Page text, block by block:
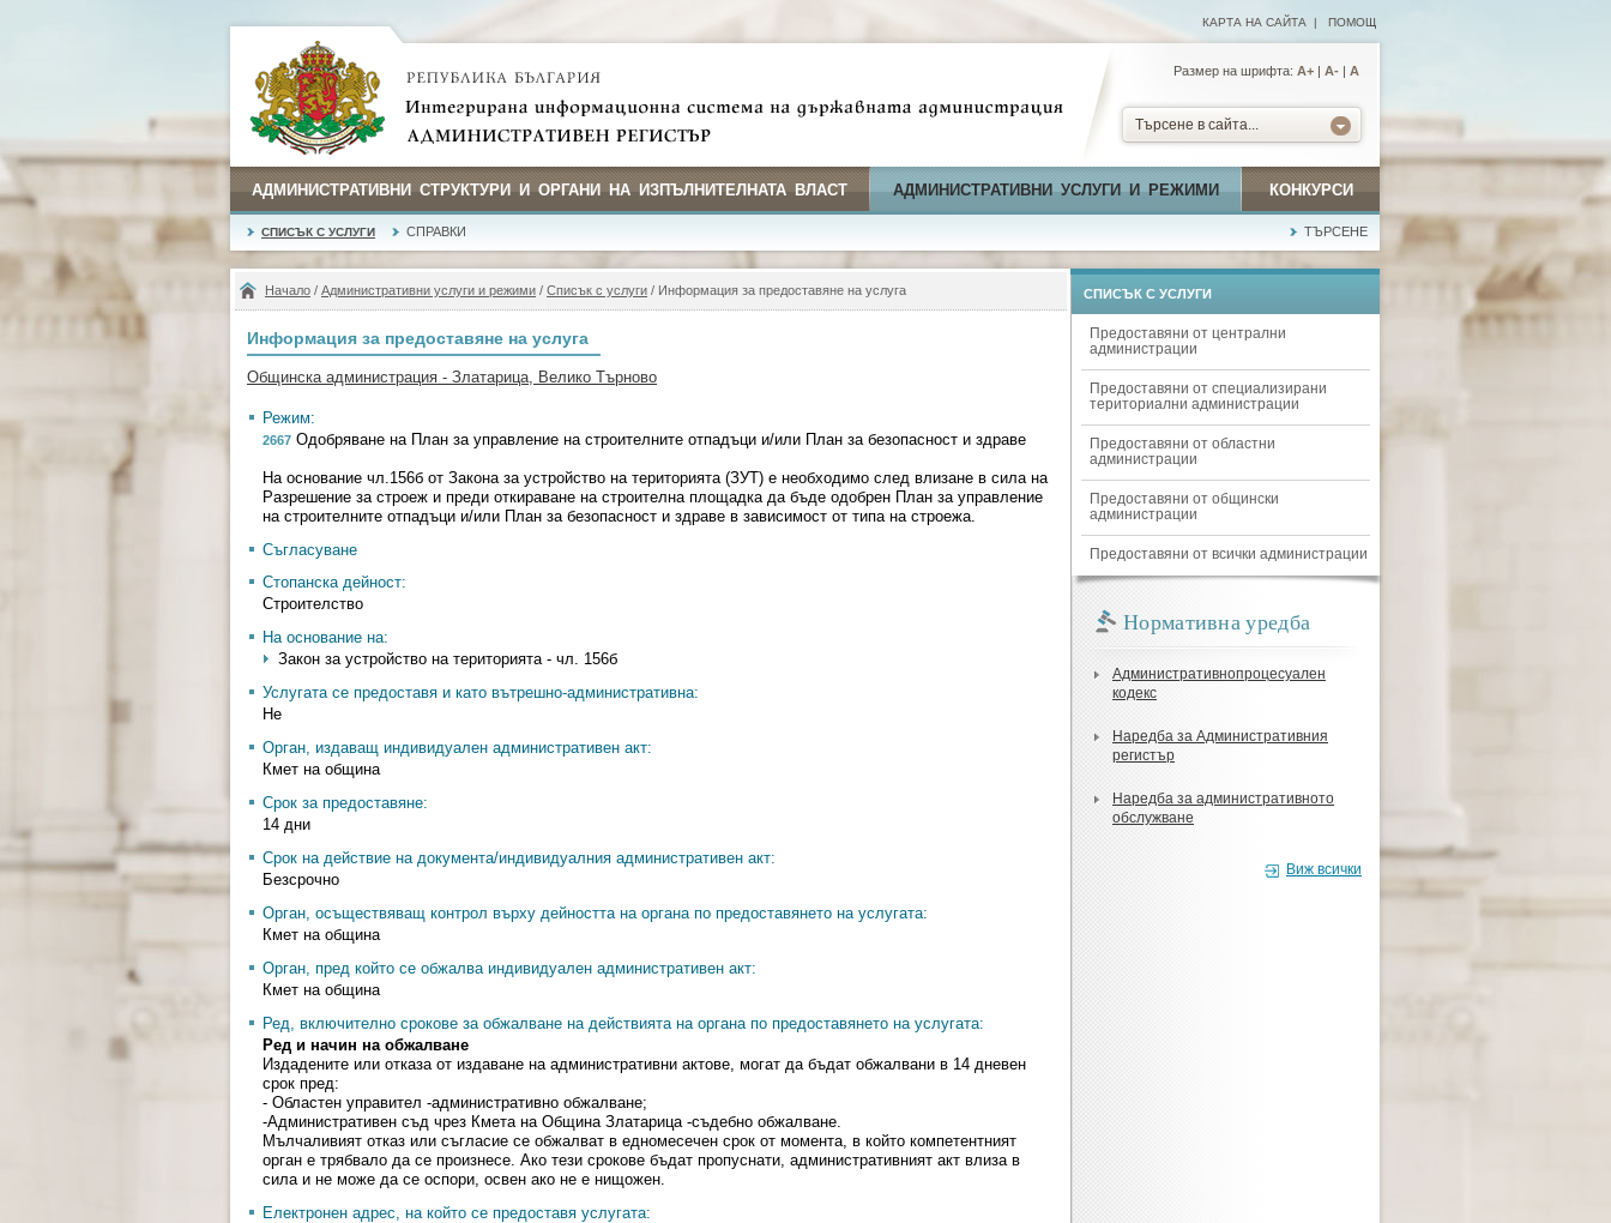
КАРТА НА САЙТА | ПОМОЩ
Размер на шрифта: А+ | A- | A
Търсене в сайта...
АДМИНИСТРАТИВНИ СТРУКТУРИ И ОРГАНИ НА ИЗПЪЛНИТЕЛНАТА ВЛАСТ АДМИНИСТРАТИВНИ УСЛУГИ И РЕЖИМИ КОНКУРСИ
СПИСЪК С УСЛУГИ СПРАВКИ ТЪРСЕНЕ
Начало / Административни услуги и режими / Списък с услуги / Информация за предоставяне на услуга
Информация за предоставяне на услуга
Общинска администрация - Златарица, Велико Търново
Режим:
2667 Одобряване на План за управление на строителните отпадъци и/или План за безопасност и здраве
На основание чл.156б от Закона за устройство на територията (ЗУТ) е необходимо след влизане в сила на
Разрешение за строеж и преди откираване на строителна площадка да бъде одобрен План за управление
на строителните отпадъци и/или План за безопасност и здраве в зависимост от типа на строежа.
Съгласуване
Стопанска дейност:
Строителство
На основание на:
Закон за устройство на територията - чл. 156б
Услугата се предоставя и като вътрешно-административна:
Не
Орган, издаващ индивидуален административен акт:
Кмет на община
Срок за предоставяне:
14 дни
Срок на действие на документа/индивидуалния административен акт:
Безсрочно
Орган, осъществяващ контрол върху дейността на органа по предоставянето на услугата:
Кмет на община
Орган, пред който се обжалва индивидуален административен акт:
Кмет на община
Ред, включително срокове за обжалване на действията на органа по предоставянето на услугата:
Ред и начин на обжалване
Издадените или отказа от издаване на административни актове, могат да бъдат обжалвани в 14 дневен
срок пред:
- Областен управител -административно обжалване;
-Административен съд чрез Кмета на Община Златарица -съдебно обжалване.
Мълчаливият отказ или съгласие се обжалват в едномесечен срок от момента, в който компетентният
орган е трябвало да се произнесе. Ако тези срокове бъдат пропуснати, административният акт влиза в
сила и не може да се оспори, освен ако не е нищожен.
Електронен адрес, на който се предоставя услугата:
СПИСЪК С УСЛУГИ
Предоставяни от централни
администрации
Предоставяни от специализирани
териториални администрации
Предоставяни от областни
администрации
Предоставяни от общински
администрации
Предоставяни от всички администрации
Нормативна уредба
Административнопроцесуален
кодекс
Наредба за Административния
регистър
Наредба за административното
обслужване
Виж всички